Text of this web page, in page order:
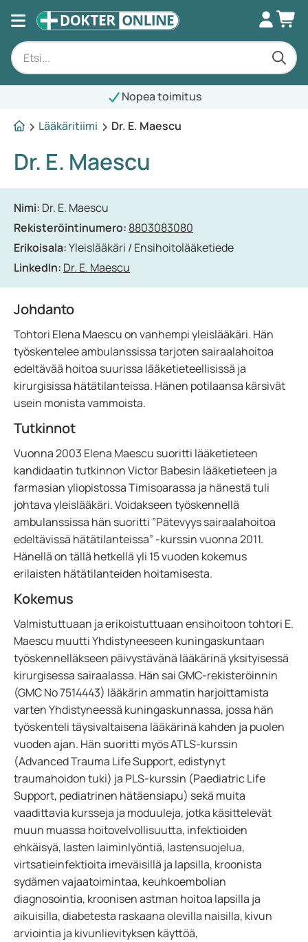
Nopea toimitus
Lääkäritiimi
Dr. E. Maescu
Dr. E. Maescu
Nimi: Dr. E. Maescu
Rekisteröintinumero: 8803083080
Erikoisala:Yleislääkäri / Ensihoitolääketiede
LinkedIn: Dr. E. Maescu
Johdanto
Tohtori Elena Maescu on vanhempi yleislääkäri. Hän
työskentelee ambulanssissa tarjoten sairaalahoitoa
edeltävää hoitoa suurissa lääketieteellisissä ja
kirurgisissa hätätilanteissa. Hänen potilaansa kärsivät
usein monista vammoista.
Tutkinnot
Vuonna 2003 Elena Maescu suoritti lääketieteen
kandidaatin tutkinnon Victor Babesin lääketieteen ja
farmasian yliopistossa Timisoarassa ja hänestä tuli
johtava yleislääkäri. Voidakseen työskennellä
ambulanssissa hän suoritti ”Pätevyys sairaalahoitoa
edeltävissä hätätilanteissa” -kurssin vuonna 2011.
Hänellä on tällä hetkellä yli 15 vuoden kokemus
erilaisten hätätilanteiden hoitamisesta.
Kokemus
Valmistuttuaan ja erikoistuttuaan ensihoitoon tohtori E.
Maescu muutti Yhdistyneeseen kuningaskuntaan
työskennelläkseen päivystävänä lääkärinä yksityisessä
kirurgisessa sairaalassa. Hän sai GMC-rekisteröinnin
(GMC No 7514443) lääkärin ammatin harjoittamista
varten Yhdistyneessä kuningaskunnassa, jossa hän
työskenteli täysivaltaisena lääkärinä kahden ja puolen
vuoden ajan. Hän suoritti myös ATLS-kurssin
(Advanced Trauma Life Support, edistynyt
traumahoidon tuki) ja PLS-kurssin (Paediatric Life
Support, pediatrinen hätäensiapu) sekä muita
vaadittavia kursseja ja moduuleja, jotka käsittelevät
muun muassa hoitovelvollisuutta, infektioiden
ehkäisyä, lasten laiminlyöntiä, lastensuojelua,
virtsatieinfektioita imeväisillä ja lapsilla, kroonista
sydämen vajaatoimintaa, keuhkoembolian
diagnosointia, kroonisen astman hoitoa lapsilla ja
aikuisilla, diabetesta raskaana olevilla naisilla, kivun
arviointia ja kivunlievityksen käyttöä,